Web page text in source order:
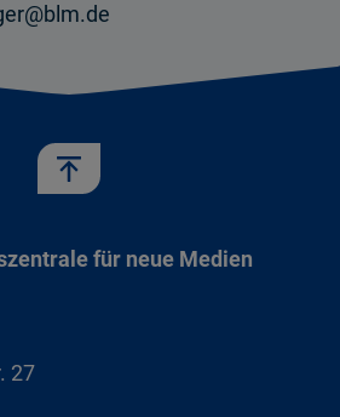
für neue Medien
27